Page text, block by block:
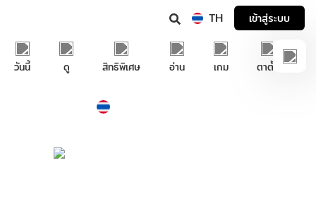
TH เข้าสู่ระบบ
วันนี้ ดู สิทธิพิเศษ อ่าน เกม ตาตั้ง